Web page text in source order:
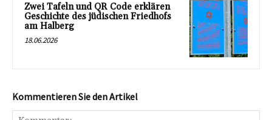
Zwei Tafeln und QR Code erklären
Geschichte des jüdischen Friedhofs
am Halberg
18.06.2026
Kommentieren Sie den Artikel